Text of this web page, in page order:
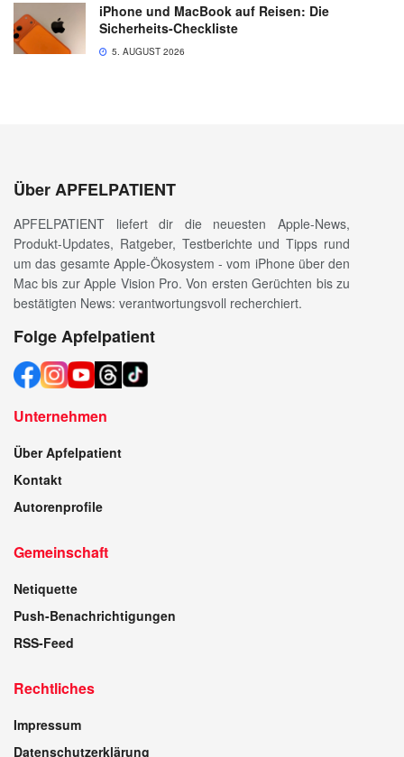
iPhone und MacBook auf Reisen: Die
Sicherheits-Checkliste
5. AUGUST 2026
Über APFELPATIENT
APFELPATIENT liefert dir die neuesten Apple-News,
Produkt-Updates, Ratgeber, Testberichte und Tipps rund
um das gesamte Apple-Ökosystem - vom iPhone über den
Mac bis zur Apple Vision Pro. Von ersten Gerüchten bis zu
bestätigten News: verantwortungsvoll recherchiert.
Folge Apfelpatient
Unternehmen
Über Apfelpatient
Kontakt
Autorenprofile
Gemeinschaft
Netiquette
Push-Benachrichtigungen
RSS-Feed
Rechtliches
Impressum
Datenschutzerklärung